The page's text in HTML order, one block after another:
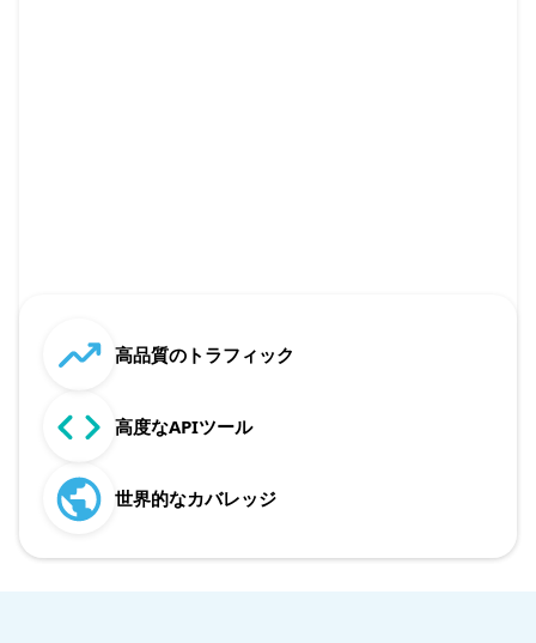
高品質のトラフィック
高度なAPIツール
世界的なカバレッジ